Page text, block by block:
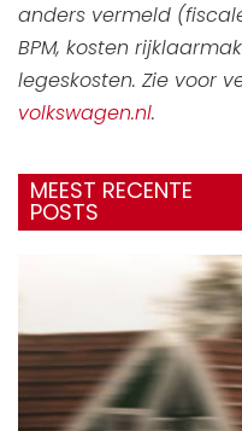
anders vermeld
BPM, kosten
legeskosten. Zie voor
volkswagen.nl.
MEEST RECENTE
POSTS